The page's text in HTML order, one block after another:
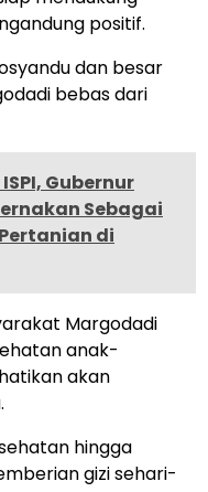
positif.
dan besar
bebas dari
Gubernur
Sebagai
di
Margodadi
anak-
akan
hingga
gizi sehari-